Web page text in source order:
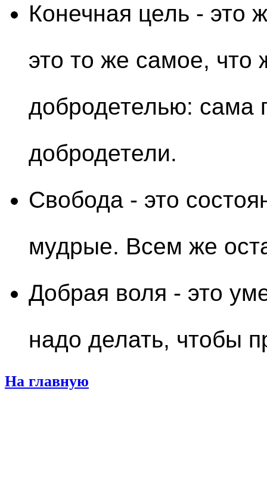
Конечная цель - это
это то же самое, что
добродетелью: сама
добродетели.
Свобода - это
мудрые. Всем же
Добрая воля - это
надо делать, чтобы
На главную